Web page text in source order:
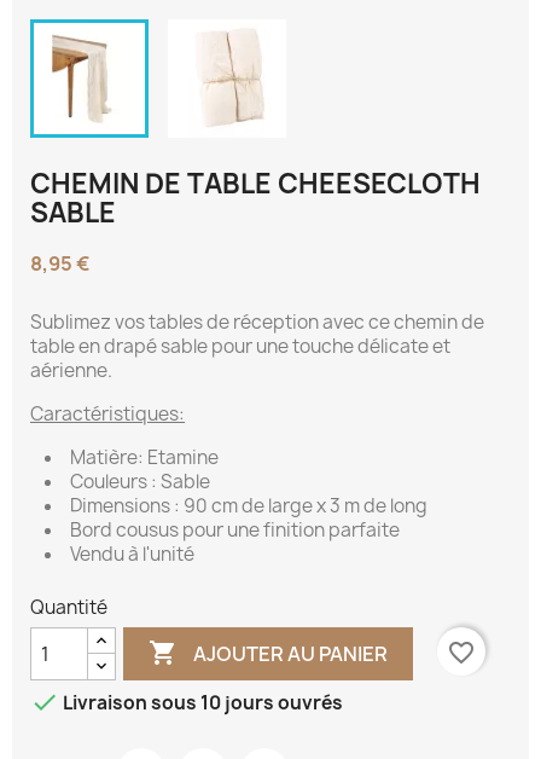
CHEMIN DE TABLE CHEESECLOTH
SABLE
8,95 €
Sublimez vos tables de réception avec ce chemin de
table en drapé sable pour une touche délicate et
aérienne.
Caractéristiques:
Matière: Etamine
Couleurs : Sable
Dimensions : 90 cm de large x 3 m de long
Bord cousus pour une finition parfaite
Vendu à l'unité
Quantité
 AJOUTER AU PANIER
favorite_border
 Livraison sous 10 jours ouvrés